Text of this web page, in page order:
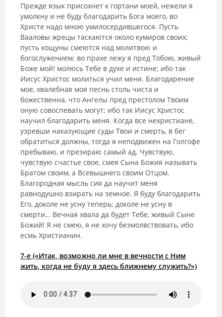
Прежде язык присохнет к гортани моей, нежели я
умолкну и не буду благодарить Бога моего, во
Христе надо мною умилосердившегося. Пусть
Вааловы жрецы таскаются около кумиров своих;
пусть кощуны смеются над молитвою и
богослужением: во прахе лежу я пред Тобою, живый
Боже мой! молюсь Тебе в духе и истине; ибо так
Иисус Христос молиться учил меня. Благодарение
мое, хвалебная моя песнь столь чиста и
божественна, что Ангелы пред престолом Твоим
оную совоспевать могут; ибо так Иисус Христос
научил благодарить меня. Когда все нехристиане,
узревши наказующие суды Твои и смерть, в бег
обратиться должны, тогда я неподвижен на Голгофе
пребываю, и презираю самый ад. Чувствую,
чувствую счастье свое, смея Сына Божия называть
Братом своим, а Всевышнего своим Отцом.
Благородная мысль сия да научит меня
равнодушно взирать на земное. Я буду благодарить
Его, доколе не усну теперь; доколе не усну в
смерти… Вечная хвала да будет Тебе, живый Сыне
Божий! Я не смею, я не хочу безмолвствовать, ибо
есмь Христианин.
7-е («Итак, возможно ли мне в вечности с Ним
жить, когда не буду я здесь ближнему служить?»)